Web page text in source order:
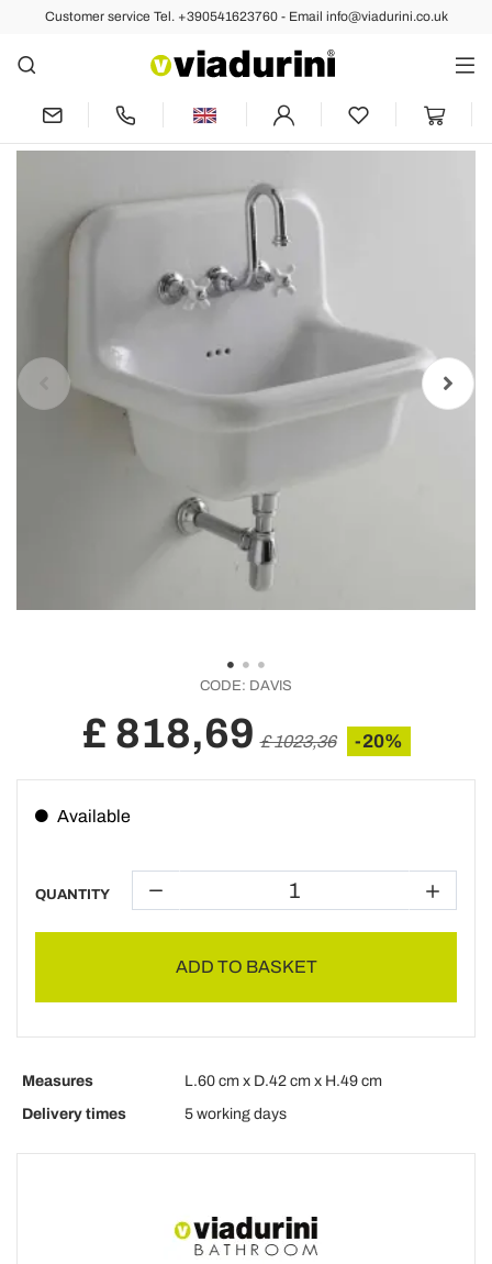
Customer service Tel. +390541623760 - Email info@viadurini.co.uk
Back Previous Next
Davis vintage rectangular white wall
ceramic washbasin
CODE: DAVIS
£ 818,69 £ 1023,36 -20%
Available
QUANTITY
ADD TO BASKET
Measures
L.60 cm x D.42 cm x H.49 cm
Delivery times
5 working days